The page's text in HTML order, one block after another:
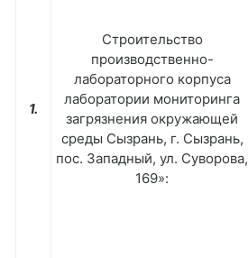
1.
Строительство
производственно-
лабораторного корпуса
лаборатории мониторинга
загрязнения окружающей
среды Сызрань, г. Сызрань,
пос. Западный, ул. Суворова,
169»: